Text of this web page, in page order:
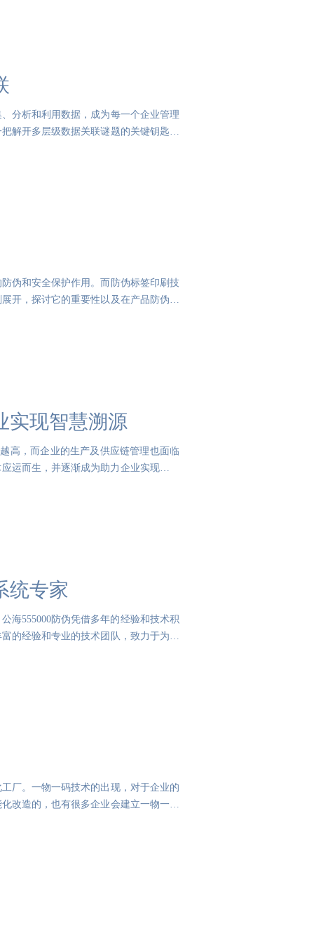
分析和利用数据，成为每一个企业管理
解开多层级数据关联谜题的关键钥匙。
伪和安全保护作用。而防伪标签印刷技
开，探讨它的重要性以及在产品防伪中
实现智慧溯源
高，而企业的生产及供应链管理也面临
运而生，并逐渐成为助力企业实现智慧
统专家
海555000防伪凭借多年的经验和技术积
的经验和专业的技术团队，致力于为客
厂。一物一码技术的出现，对于企业的
改造的，也有很多企业会建立一物一码